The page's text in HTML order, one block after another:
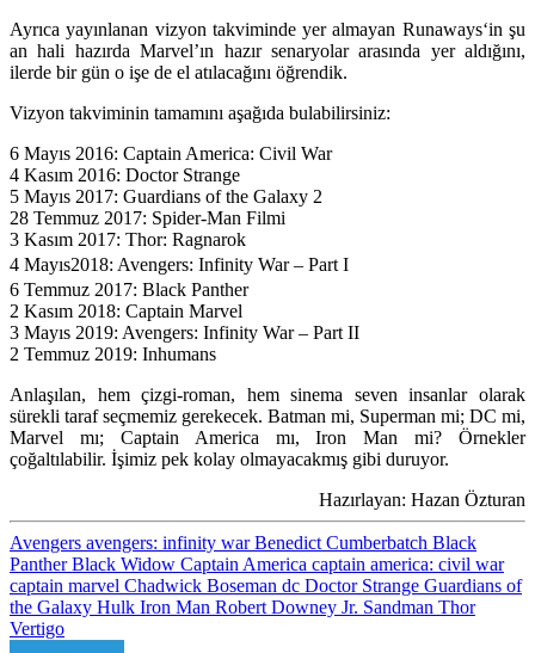
Ayrıca yayınlanan vizyon takviminde yer almayan Runaways‘in şu
an hali hazırda Marvel’ın hazır senaryolar arasında yer aldığını,
ilerde bir gün o işe de el atılacağını öğrendik.
Vizyon takviminin tamamını aşağıda bulabilirsiniz:
6 Mayıs 2016: Captain America: Civil War
4 Kasım 2016: Doctor Strange
5 Mayıs 2017: Guardians of the Galaxy 2
28 Temmuz 2017: Spider-Man Filmi
3 Kasım 2017: Thor: Ragnarok
4 Mayıs2018: Avengers: Infinity War – Part I
6 Temmuz 2017: Black Panther
2 Kasım 2018: Captain Marvel
3 Mayıs 2019: Avengers: Infinity War – Part II
2 Temmuz 2019: Inhumans
Anlaşılan, hem çizgi-roman, hem sinema seven insanlar olarak
sürekli taraf seçmemiz gerekecek. Batman mi, Superman mi; DC mi,
Marvel mı; Captain America mı, Iron Man mi? Örnekler
çoğaltılabilir. İşimiz pek kolay olmayacakmış gibi duruyor.
Hazırlayan: Hazan Özturan
Avengers avengers: infinity warBenedict Cumberbatch Black
PantherBlack Widow Captain America captain america: civil war
captain marvel Chadwick Boseman dc Doctor Strange Guardians of
the Galaxy Hulk Iron Man Robert Downey Jr. Sandman Thor
Vertigo